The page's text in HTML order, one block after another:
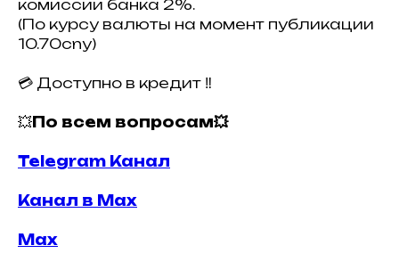
комиссии банка 2%.
(По курсу валюты на момент публикации
10.70cny)
💳 Доступно в кредит ‼️
💥 По всем вопросам💥
Telegram Канал
Канал в Max
Max